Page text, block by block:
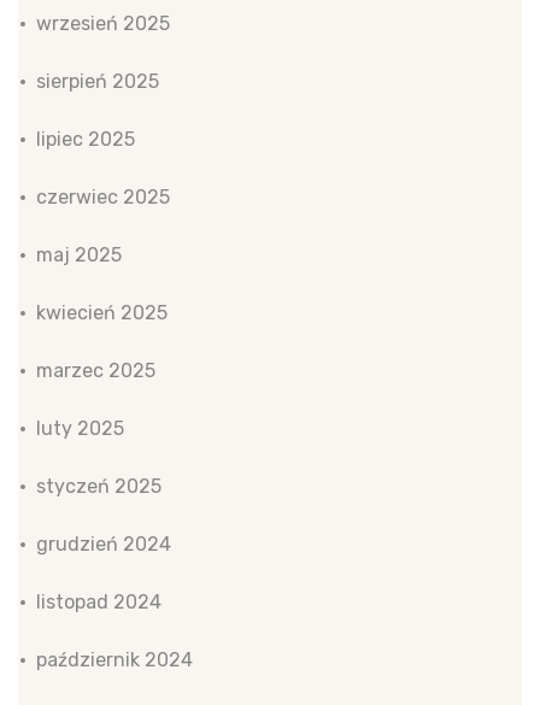
wrzesień 2025
sierpień 2025
lipiec 2025
czerwiec 2025
maj 2025
kwiecień 2025
marzec 2025
luty 2025
styczeń 2025
grudzień 2024
listopad 2024
październik 2024